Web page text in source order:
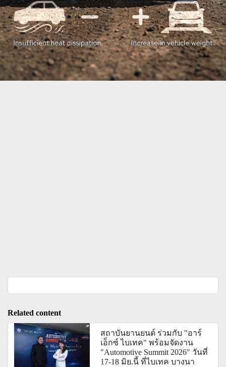
Related content
สถาบันยานยนต์ ร่วมกับ "อาร์
เอ็กซ์ ไบเทค" พร้อมจัดงาน
"Automotive Summit 2026" วันที่
17-18 มิย.นี้ ที่ไบเทค บางนา